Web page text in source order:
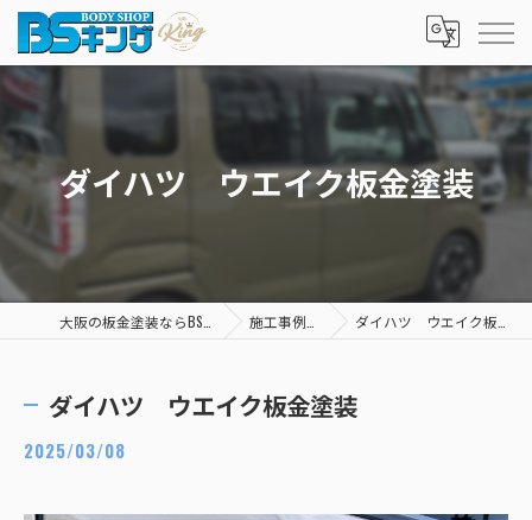
ダイハツ ウエイク板金塗装
施工事例一覧 ダイハツ ウエイク板金塗装
ダイハツ ウエイク板金塗装
2025/03/08